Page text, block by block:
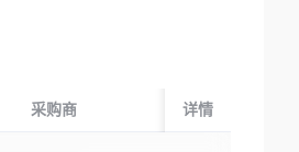
采购商 起运国/地区
详情